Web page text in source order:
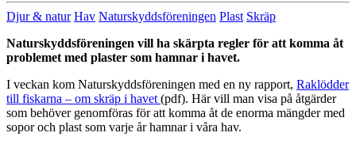
Djur & natur Hav Naturskyddsföreningen Plast Skräp
Naturskyddsföreningen vill ha skärpta regler för att komma åt
problemet med plaster som hamnar i havet.
I veckan kom Naturskyddsföreningen med en ny rapport, Raklödder
till fiskarna – om skräp i havet (pdf). Här vill man visa på åtgärder
som behöver genomföras för att komma åt de enorma mängder med
sopor och plast som varje år hamnar i våra hav.